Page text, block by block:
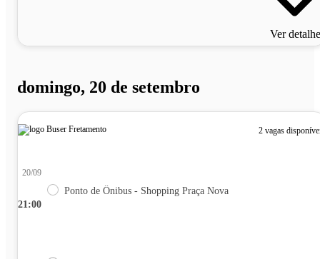
Ver
domingo, 20 de setembro
2 vagas
21:00
20/09
Ponto de Ônibus - Shopping Praça Nova